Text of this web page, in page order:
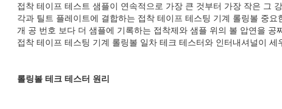
접착 테이프 테스트 샘플이 연속적으로 가장 큰 것부터 가장 작은 그
각과 틸트 플레이트에 결합하는 접착 테이프 테스팅 기계 롤링볼 중
개 공 번호 보다 더 샘플에 기록하는 접착제와 샘플 위의 볼 압연을
접착 테이프 테스팅 기계 롤링볼 일차 테크 테스터와 인터내셔널이 세
롤링볼 테크 테스터 원리